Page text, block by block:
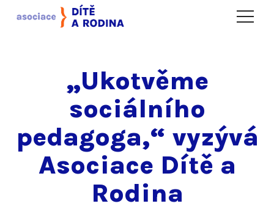
Menu
„Ukotvěme
sociálního
pedagoga,“ vyzývá
Asociace Dítě a
Rodina